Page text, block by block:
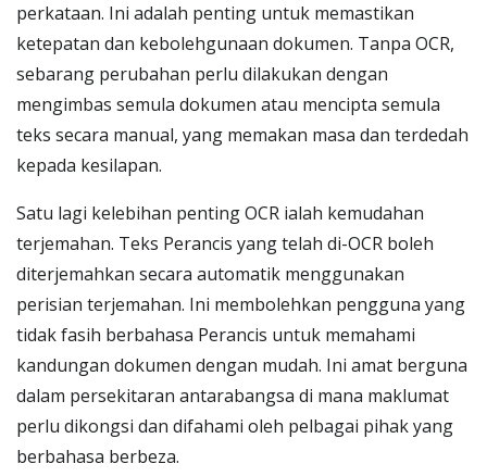
perkataan. Ini adalah penting untuk memastikan
ketepatan dan kebolehgunaan dokumen. Tanpa OCR,
sebarang perubahan perlu dilakukan dengan
mengimbas semula dokumen atau mencipta semula
teks secara manual, yang memakan masa dan terdedah
kepada kesilapan.
Satu lagi kelebihan penting OCR ialah kemudahan
terjemahan. Teks Perancis yang telah di-OCR boleh
diterjemahkan secara automatik menggunakan
perisian terjemahan. Ini membolehkan pengguna yang
tidak fasih berbahasa Perancis untuk memahami
kandungan dokumen dengan mudah. Ini amat berguna
dalam persekitaran antarabangsa di mana maklumat
perlu dikongsi dan difahami oleh pelbagai pihak yang
berbahasa berbeza.